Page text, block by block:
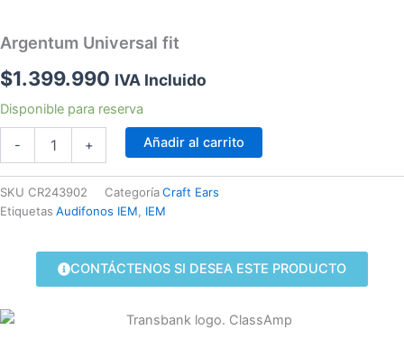
Argentum Universal fit
$1.399.990 IVA Incluido
Disponible para reserva
-
Argentum
Universal
cantidad
+ Añadir al carrito
SKU CR243902 CategoríaCraft Ears
Etiquetas Audifonos IEM IEM
CONTÁCTENOS SI DESEA ESTE PRODUCTO